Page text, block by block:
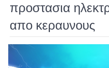
προστασια
απο κεραυνους